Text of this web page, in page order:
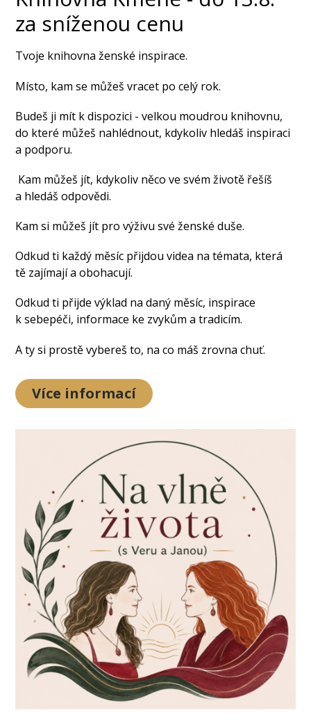
za sníženou cenu
Tvoje knihovna ženské inspirace.
Místo, kam se můžeš vracet po celý rok.
Budeš ji mít k dispozici - velkou moudrou knihovnu,
do které můžeš nahlédnout, kdykoliv hledáš inspiraci
a podporu.
Kam můžeš jít, kdykoliv něco ve svém životě řešíš
a hledáš odpovědi.
Kam si můžeš jít pro výživu své ženské duše.
Odkud ti každý měsíc přijdou videa na témata, která
tě zajímají a obohacují.
Odkud ti přijde výklad na daný měsíc, inspirace
k sebepéči, informace ke zvykům a tradicím.
A ty si prostě vybereš to, na co máš zrovna chuť.
Více informací